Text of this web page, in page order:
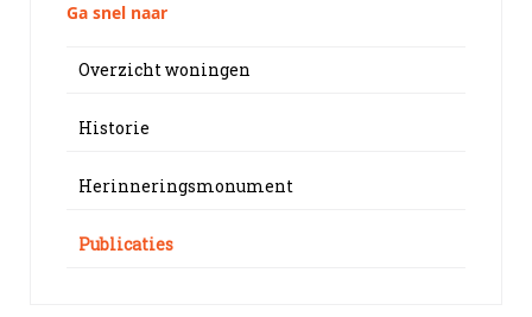
Ga snel naar
Overzicht woningen
Historie
Herinneringsmonument
Publicaties